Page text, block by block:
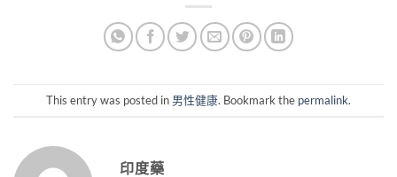
This entry was posted in 男性健康. Bookmark the permalink.
印度藥